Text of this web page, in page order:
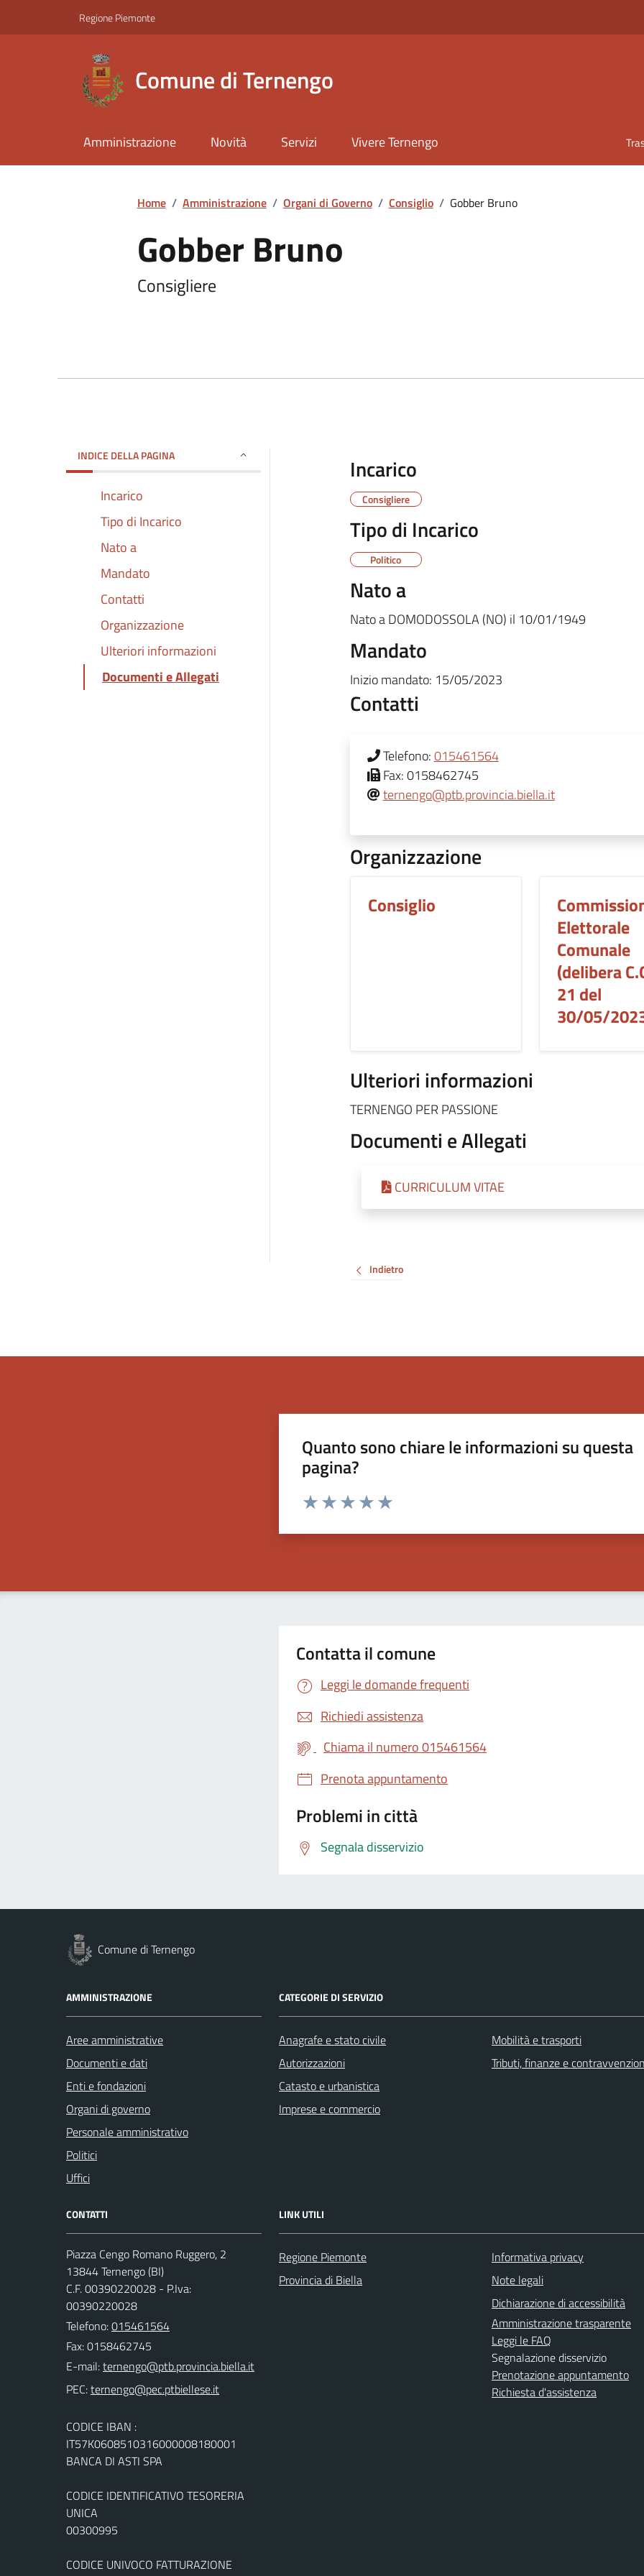
Regione Piemonte
Comune di Ternengo
Amministrazione Novità Servizi Vivere Ternengo
Home / Amministrazione / Organi di Governo / Consiglio / Gobber Bruno
Gobber Bruno
Consigliere
INDICE DELLA PAGINA
Incarico
Tipo di Incarico
Nato a
Mandato
Contatti
Organizzazione
Ulteriori informazioni
Documenti e Allegati
Incarico
Consigliere
Tipo di Incarico
Politico
Nato a
Nato aDOMODOSSOLA (NO) il 10/01/1949
Mandato
Inizio mandato: 15/05/2023
Contatti
Telefono:015461564
Fax:0158462745
ternengo@ptb.provincia.biella.it
Organizzazione
Consiglio
Elettorale
Comunale
(delibera
21 del
30/05/
Ulteriori informazioni
TERNENGO PER PASSIONE
Documenti e Allegati
CURRICULUM VITAE
Indietro
Quanto sono chiare le informazioni su questa
pagina?
Valuta da 1 a 5 stelle la pagina
Contatta il comune
Leggi le domande frequenti
Richiedi assistenza
Chiama il numero 015461564
Prenota appuntamento
Problemi in città
Segnala disservizio
Comune di Ternengo
AMMINISTRAZIONE
Aree amministrative
Documenti e dati
Enti e fondazioni
Organi di governo
Personale amministrativo
Politici
Uffici
CATEGORIE DI SERVIZIO
Anagrafe e stato civile
Autorizzazioni
Catasto e urbanistica
Imprese e commercio
Mobilità e trasporti
Tributi, finanze e
CONTATTI
Piazza Cengo Romano Ruggero, 2
13844 Ternengo (BI)
C.F. 00390220028 - P.Iva:
00390220028
Telefono:015461564
Fax: 0158462745
E-mail:
PEC:
CODICE IBAN :
IT57K0608510316000008180001
BANCA DI ASTI SPA
CODICE IDENTIFICATIVO TESORERIA
UNICA
00300995
CODICE UNIVOCO FATTURAZIONE
LINK UTILI
Regione Piemonte
Provincia di Biella
Informativa privacy
Note legali
Dichiarazione di accessibilità
Amministrazione trasparente
Leggi le FAQ
Segnalazione disservizio
Prenotazione appuntamento
Richiesta d'assistenza